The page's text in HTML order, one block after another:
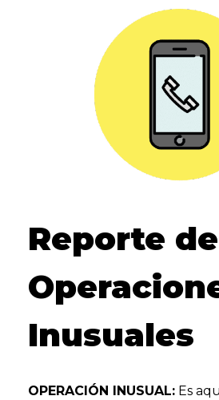
Reporte de
Inusuales
OPERACIÓN INUSUAL: Es